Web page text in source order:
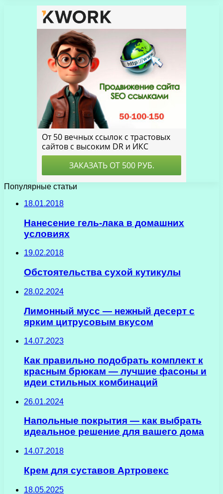
Популярные статьи
18.01.2018
Нанесение гель-лака в домашних
условиях
19.02.2018
Обстоятельства сухой кутикулы
28.02.2024
Лимонный мусс — нежный десерт с
ярким цитрусовым вкусом
14.07.2023
Как правильно подобрать комплект к
красным брюкам — лучшие фасоны и
идеи стильных комбинаций
26.01.2024
Напольные покрытия — как выбрать
идеальное решение для вашего дома
14.07.2018
Крем для суставов Артровекс
18.05.2025